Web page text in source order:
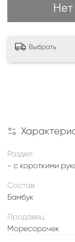
Выбрать
Раздел
- с короткими
Состав
Бамбук
Продавец
Моресорочек